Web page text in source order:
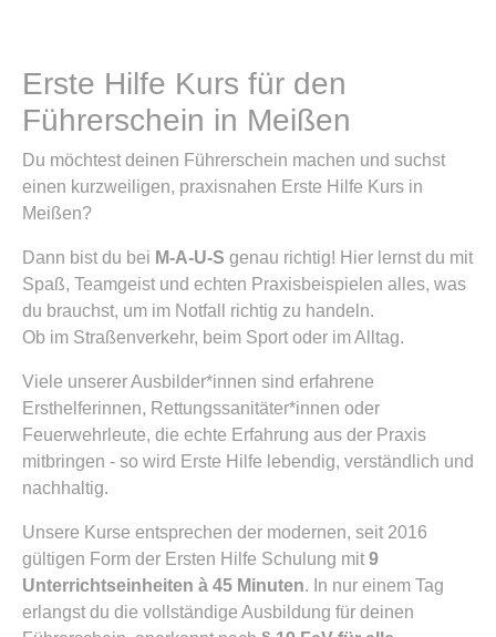
Erste Hilfe Kurs für den
Führerschein in Meißen
Du möchtest deinen Führerschein machen und suchst
einen kurzweiligen, praxisnahen Erste Hilfe Kurs in
Meißen?
Dann bist du bei M-A-U-S genau richtig! Hier lernst du mit
Spaß, Teamgeist und echten Praxisbeispielen alles, was
du brauchst, um im Notfall richtig zu handeln.
Ob im Straßenverkehr, beim Sport oder im Alltag.
Viele unserer Ausbilder*innen sind erfahrene
Ersthelferinnen, Rettungssanitäter*innen oder
Feuerwehrleute, die echte Erfahrung aus der Praxis
mitbringen - so wird Erste Hilfe lebendig, verständlich und
nachhaltig.
Unsere Kurse entsprechen der modernen, seit 2016
gültigen Form der Ersten Hilfe Schulung mit 9
Unterrichtseinheiten à 45 Minuten. In nur einem Tag
erlangst du die vollständige Ausbildung für deinen